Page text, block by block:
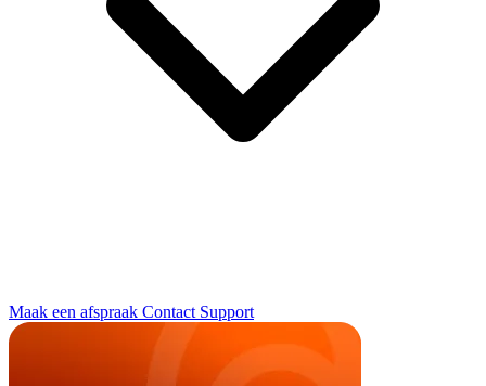
Maak een afspraak Contact Support